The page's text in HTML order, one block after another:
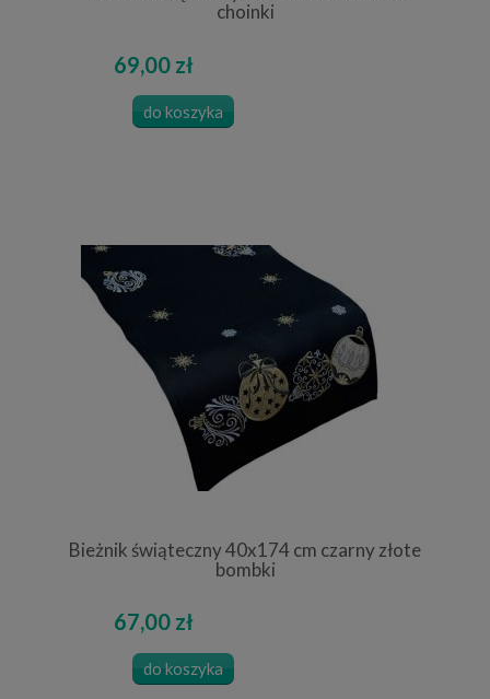
choinki
69,00 zł
do koszyka
Bieżnik świąteczny 40x174 cm czarny złote
bombki
67,00 zł
do koszyka